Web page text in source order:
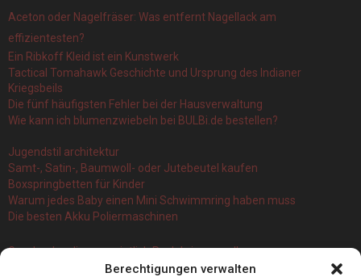
Berechtigungen verwalten
Aceton oder Nagelfräser: Was entfernt Nagellack am
effizientesten?
Ein Ribkoff Kleid ist ein Kunstwerk
Tactical Tomahawk Geschichte und Ursprung des Indianer
Kriegsbeils
Die fünf häufigsten Fehler bei der Hausverwaltung
Wie kann ich blumenzwiebeln bei BULBi.de bestellen?
Jugendstil architektur
Samt-, Satin-, Baumwoll- oder Jutebeutel kaufen
Boxspringbetten für Kinder
Warum jedes Baby einen Mini Schwimmring haben muss
Die besten Akku Poliermaschinen
Geschenke, die vermeintlich Pech bringen sollen
Branchenbuch Krefeld: ein überblick